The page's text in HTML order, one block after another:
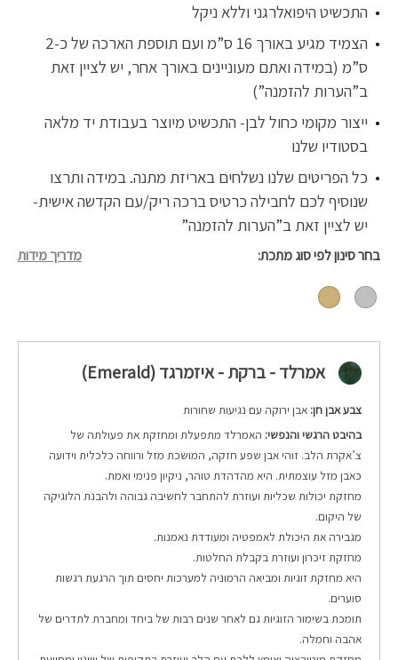
התכשיט היפואלרגני וללא ניקל
הצמיד מגיע באורך 16 ס”מ ועם תוספת הארכה של כ-2
ס”מ (במידה ואתם מעוניינים באורך אחר, יש לציין זאת
ב”הערות להזמנה”)
ייצור מקומי כחול לבן- התכשיט מיוצר בעבודת יד מלאה
בסטודיו שלנו
כל הפריטים שלנו נשלחים באריזת מתנה. במידה ותרצו
שנוסיף לכם לחבילה כרטיס ברכה ריק/עם הקדשה אישית-
יש לציין זאת ב”הערות להזמנה”
בחר סינון לפי סוג מתכת מדריך מידות
אמרלד - ברקת - איזמרגד (Emerald)
צבע אבן חן: אבן ירוקה עם נגיעות שחורות
בהיבט הרגשי והנפשי: האמרלד מתפעלת ומחזקת את פעולתה של
צ’אקרת הלב. זוהי אבן שפע חזקה, המושכת מזל ורווחה כלכלית וידועה
כאבן מזל עוצמתית. היא מהדהדת טוהר, ניקיון פנימי ואמת.
מחזקת יכולות שכליות ועוזרת להתחבר לחשיבה גבוהה ולהבנת הלוגיקה
של היקום.
מגבירה את היכולת לאמפטיה ומעודדת נאמנות.
מחזקת זיכרון ועוזרת בקבלת החלטות.
היא מחזקת זוגיות ומביאה הרמוניה למערכות יחסים תוך הרגעת רגשות
סוערים.
תומכת בשימור הזוגיות גם לאחר שנים רבות של ביחד ומחברת לתדרים של
אהבה וחמלה.